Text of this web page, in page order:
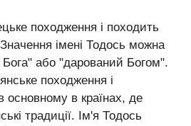
походження і походить
Значення імені Тодось можна
Бога" або "дарований Богом".
походження і
основному в країнах, де
традиції. Ім'я Тодось